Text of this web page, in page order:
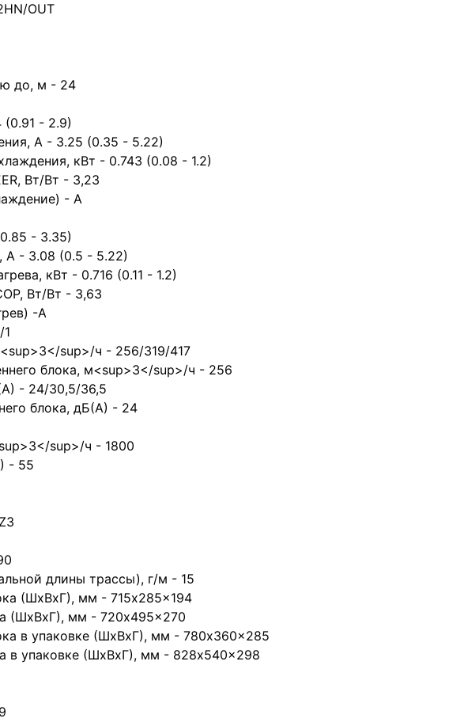
OUT
до, м - 24
(0.91 - 2.9)
A - 3.25 (0.35 - 5.22)
кВт - 0.743 (0.08 - 1.2)
Вт/Вт - 3,23
- A
- 3.35)
A - 3.08 (0.5 - 5.22)
кВт - 0.716 (0.11 - 1.2)
Вт/Вт - 3,63
-A
sup>/ч - 256/319/417
блока, м<sup>3</sup>/ч - 256
- 24/30,5/36,5
блока, дБ(А) - 24
sup>/ч - 1800
- 55
длины трассы), г/м - 15
(ШхВхГ), мм - 715x285x194
(ШхВхГ), мм - 720x495x270
в упаковке (ШхВхГ), мм - 780x360x285
в упаковке (ШхВхГ), мм - 828x540x298